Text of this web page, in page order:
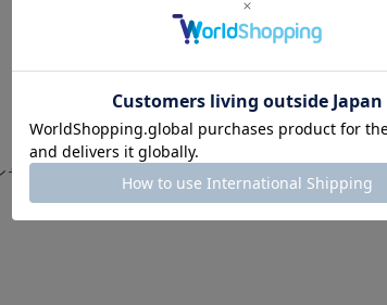
ツ 半袖 ショートスリーブ S/S アパレル